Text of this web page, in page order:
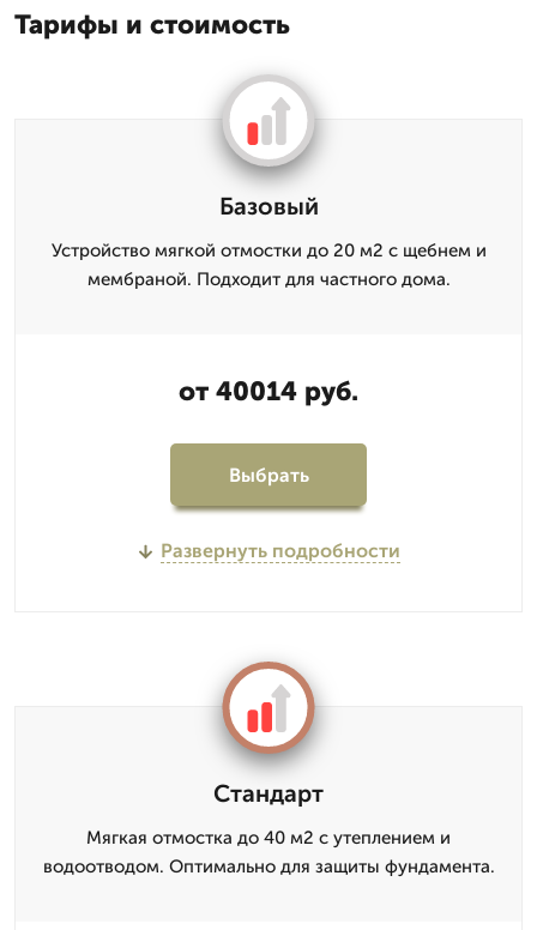
Тарифы и стоимость
Базовый
Устройство мягкой отмостки до 20 м2 с щебнем и
мембраной. Подходит для частного дома.
от 40014 руб.
Выбрать
Развернуть подробности
Стандарт
Мягкая отмостка до 40 м2 с утеплением и
водоотводом. Оптимально для защиты фундамента.